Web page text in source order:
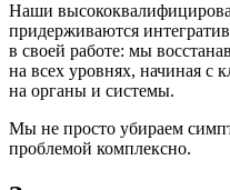
Наши
придерживаются
в своей работе: мы
на всех уровнях, начиная с
на органы и системы.
Мы не просто убираем
проблемой комплексно.